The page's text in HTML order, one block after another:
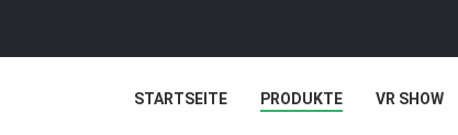
STARTSEITE PRODUKTE VR SHOW